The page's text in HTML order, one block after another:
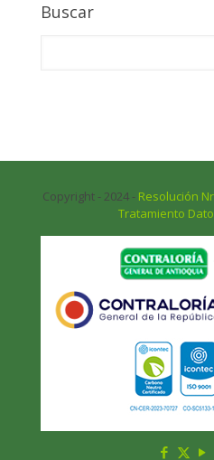
Buscar
Copyright - 2024 - Resolución
Tratamiento